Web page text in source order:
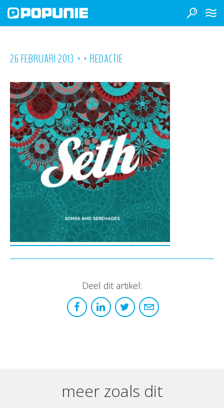
26 FEBRUARI 2013 • • REDACTIE
Deel dit artikel:
meer zoals dit